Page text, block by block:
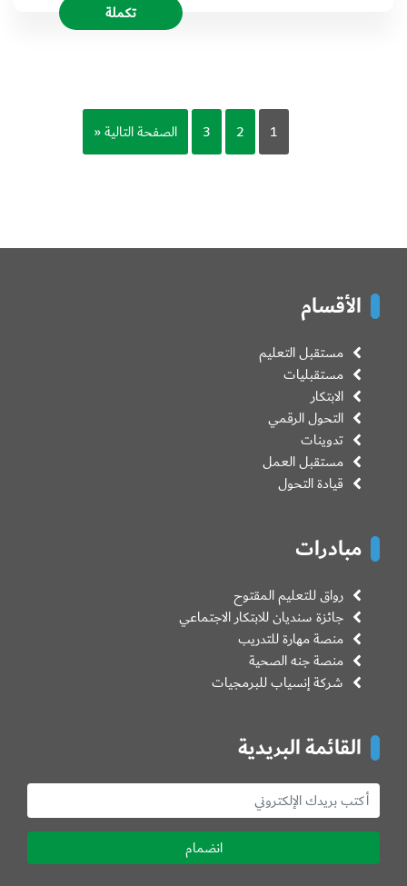
تكملة
1
2
3 الصفحة التالية «
الأقسام
مستقبل التعليم
مستقبليات
الابتكار
التحول الرقمي
تدوينات
مستقبل العمل
قيادة التحول
مبادرات
رواق للتعليم المقتوح
جائزة سنديان للابتكار الاجتماعي
منصة مهارة للتدريب
منصة جنه الصحية
شركة إنسياب للبرمجيات
القائمة البريدية